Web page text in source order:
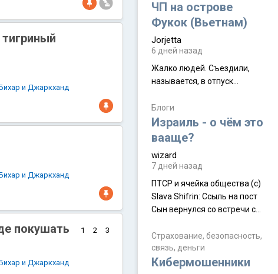
и Джаркханд
и Джаркханд
покушать 1 2
3
и Джаркханд
на берегу Волги
Макарьевского монастыря,
это маршрут на 200 км
[видео]
ЧП на острове
Фукок (Вьетнам)
Jorjetta
6 дней назад
Жалко людей. Съездили,
называется, в отпуск...
Блоги
Израиль - о чём это
вааще?
wizard
7 дней назад
ПТСР и ячейка общества (с)
Slava Shifrin: Ссыль на пост
Сын вернулся со встречи с
уже, как демобилизовались,
а продолжают встречаться
почти каждую неделю) и с
Страхование, безопасность,
связь, деньги
Кибермошенники